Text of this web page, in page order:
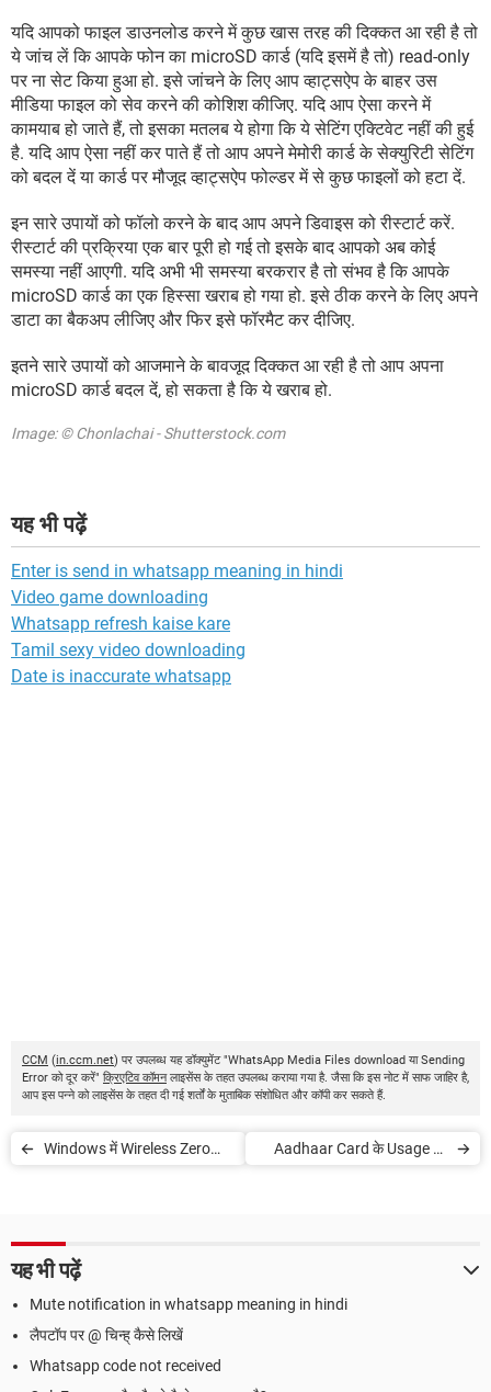
यदि आपको फाइल डाउनलोड करने में कुछ खास तरह की दिक्कत आ रही है तो
ये जांच लें कि आपके फोन का microSD कार्ड (यदि इसमें है तो) read-only
पर ना सेट किया हुआ हो. इसे जांचने के लिए आप व्हाट्सऐप के बाहर उस
मीडिया फाइल को सेव करने की कोशिश कीजिए. यदि आप ऐसा करने में
कामयाब हो जाते हैं, तो इसका मतलब ये होगा कि ये सेटिंग एक्टिवेट नहीं की हुई
है. यदि आप ऐसा नहीं कर पाते हैं तो आप अपने मेमोरी कार्ड के सेक्युरिटी सेटिंग
को बदल दें या कार्ड पर मौजूद व्हाट्सऐप फोल्डर में से कुछ फाइलों को हटा दें.
इन सारे उपायों को फॉलो करने के बाद आप अपने डिवाइस को रीस्टार्ट करें.
रीस्टार्ट की प्रक्रिया एक बार पूरी हो गई तो इसके बाद आपको अब कोई
समस्या नहीं आएगी. यदि अभी भी समस्या बरकरार है तो संभव है कि आपके
microSD कार्ड का एक हिस्सा खराब हो गया हो. इसे ठीक करने के लिए अपने
डाटा का बैकअप लीजिए और फिर इसे फॉरमैट कर दीजिए.
इतने सारे उपायों को आजमाने के बावजूद दिक्कत आ रही है तो आप अपना
microSD कार्ड बदल दें, हो सकता है कि ये खराब हो.
Image: © Chonlachai - Shutterstock.com
यह भी पढ़ें
Enter is send in whatsapp meaning in hindi
Video game downloading
Whatsapp refresh kaise kare
Tamil sexy video downloading
Date is inaccurate whatsapp
CCM (in.ccm.net) पर उपलब्ध यह डॉक्युमेंट "WhatsApp Media Files download या Sending
Error को दूर करें" क्रिएटिव कॉमनलाइसेंस के तहत उपलब्ध कराया गया है. जैसा कि इस नोट में साफ जाहिर है,
आप इस पन्ने को लाइसेंस के तहत दी गई शर्तों के मुताबिक संशोधित और कॉपी कर सकते हैं.
Windows में Wireless Zero
Aadhaar Card के Usage की
यह भी पढ़ें
Mute notification in whatsapp meaning in hindi
लैपटॉप पर @ चिन्ह् कैसे लिखें
Whatsapp code not received